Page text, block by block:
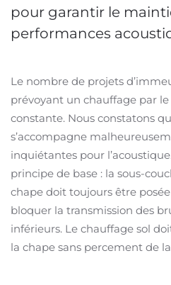
pour garantir le
performances
Le nombre de projets
prévoyant un chauffage par
constante. Nous constatons
s’accompagne
inquiétantes pour
principe de base : la sous-
chape doit toujours être
bloquer la transmission des
inférieurs. Le chauffage sol
la chape sans percement de